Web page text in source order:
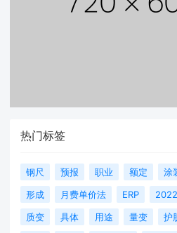
热门标签
钢尺 预报 职业 额定 涂
形成
月费单价法 ERP
质变
具体 用途 量变 护